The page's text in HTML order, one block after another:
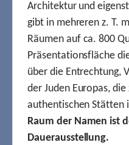
Architektur und
gibt in mehreren z. T.
Räumen auf ca. 800
Präsentationsfläche
über die Entrechtung,
der Juden Europas,
authentischen Stätten
Raum der Namen ist
Dauerausstellung.